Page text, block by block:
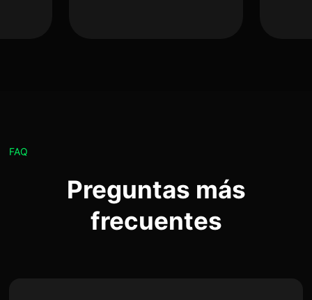
FAQ
Preguntas más
frecuentes